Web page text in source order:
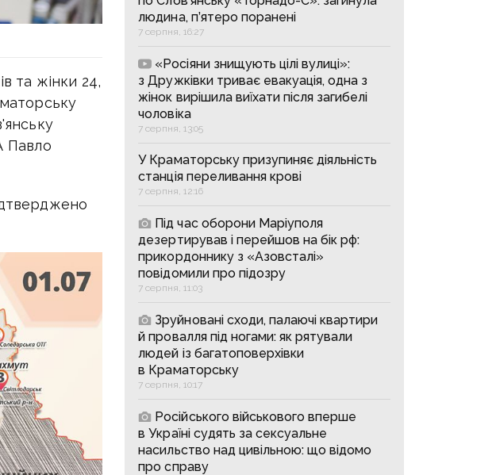
та жінки 24,
Павло
людина, п’ятеро поранені
7 серпня, 16:27
«Росіяни знищують цілі вулиці»:
з Дружківки триває евакуація, одна з
жінок вирішила виїхати після загибелі
чоловіка
7 серпня, 13:05
У Краматорську призупиняє діяльність
станція переливання крові
7 серпня, 12:16
Під час оборони Маріуполя
дезертирував і перейшов на бік рф:
прикордоннику з «Азовсталі»
повідомили про підозру
7 серпня, 11:03
Зруйновані сходи, палаючі квартири
й провалля під ногами: як рятували
людей із багатоповерхівки
в Краматорську
7 серпня, 10:17
Російського військового вперше
в Україні судять за сексуальне
насильство над цивільною: що відомо
про справу